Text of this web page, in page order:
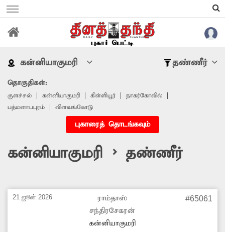
கன்னியாகுமரி தண்ணீர்
தொகுதிகள்:
குளச்சல் கன்னியாகுமரி கிள்ளியூர்
நாகர்கோவில்
பத்மனாபபுரம்
விளவங்கோடு
புகாரைத் தொடங்கவும்
கன்னியாகுமரி > தண்ணீர்
21 ஜூன் 2026
ராம்தாஸ்
சந்திரசேகரன்
கன்னியாகுமரி
#65061